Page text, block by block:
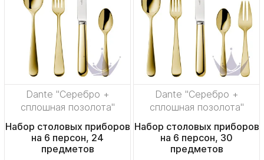
Dante "Серебро +
сплошная позолота"
Набор столовых приборов
на 6 персон, 24
предметов
Dante "Серебро +
сплошная позолота"
Набор столовых приборов
на 6 персон, 30
предметов